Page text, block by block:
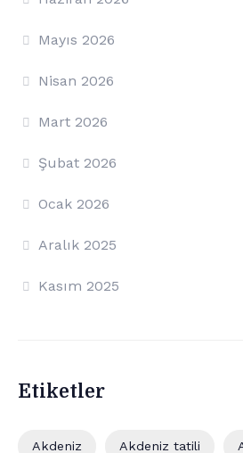
Mayıs 2026
Nisan 2026
Mart 2026
Şubat 2026
Ocak 2026
Aralık 2025
Kasım 2025
Etiketler
Akdeniz Akdeniz tatili